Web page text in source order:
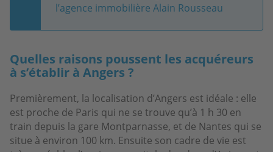
l’agence immobilière Alain Rousseau
Quelles raisons poussent les acquéreurs
à s’établir à Angers ?
Premièrement, la localisation d’Angers est idéale : elle
est proche de Paris qui ne se trouve qu’à 1 h 30 en
train depuis la gare Montparnasse, et de Nantes qui se
situe à environ 100 km. Ensuite son cadre de vie est